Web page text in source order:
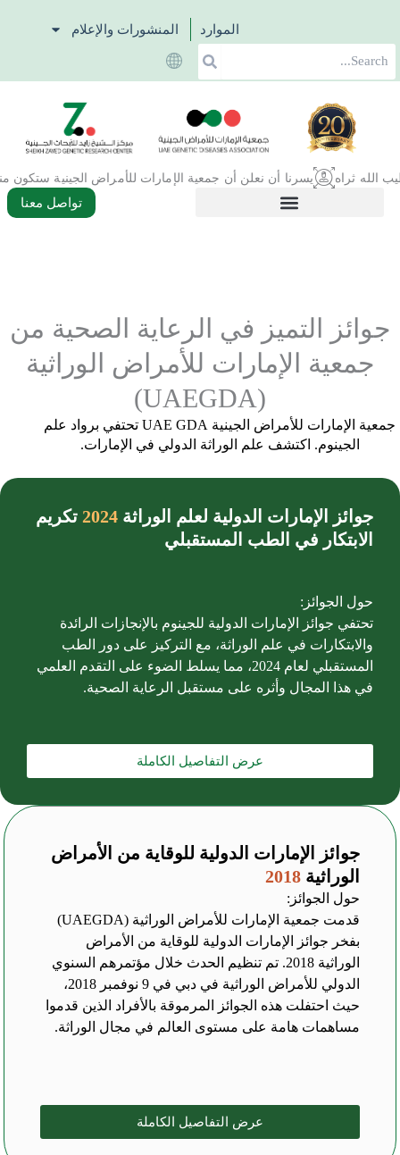
الموارد المنشورات والإعلام
يسرنا أن نعلن أن جمعية الإمارات للأمراض الجينية ستكون منظِّمًا مشاركًا في المؤتمر الدولي للطب والعلوم الحيوية ٢٠٢٦ في جامعة زايد في دبي الذي يقام من 13 حتى 15 فبراير، ويشكل
تواصل معنا
جوائز التميز في الرعاية الصحية من
جمعية الإمارات للأمراض الوراثية
(UAEGDA)
جمعية الإمارات للأمراض الجينية UAE GDA تحتفي برواد علم
الجينوم. اكتشف علم الوراثة الدولي في الإمارات.
جوائز الإمارات الدولية لعلم الوراثة 2024 تكريم
الابتكار في الطب المستقبلي
حول الجوائز:
تحتفي جوائز الإمارات الدولية للجينوم بالإنجازات الرائدة
والابتكارات في علم الوراثة، مع التركيز على دور الطب
المستقبلي لعام 2024، مما يسلط الضوء على التقدم العلمي
في هذا المجال وأثره على مستقبل الرعاية الصحية.
عرض التفاصيل الكاملة
جوائز الإمارات الدولية للوقاية من الأمراض
الوراثية2018
حول الجوائز:
قدمت جمعية الإمارات للأمراض الوراثية (UAEGDA)
بفخر جوائز الإمارات الدولية للوقاية من الأمراض
الوراثية 2018. تم تنظيم الحدث خلال مؤتمرهم السنوي
الدولي للأمراض الوراثية في دبي في 9 نوفمبر 2018،
حيث احتفلت هذه الجوائز المرموقة بالأفراد الذين قدموا
مساهمات هامة على مستوى العالم في مجال الوراثة.
عرض التفاصيل الكاملة